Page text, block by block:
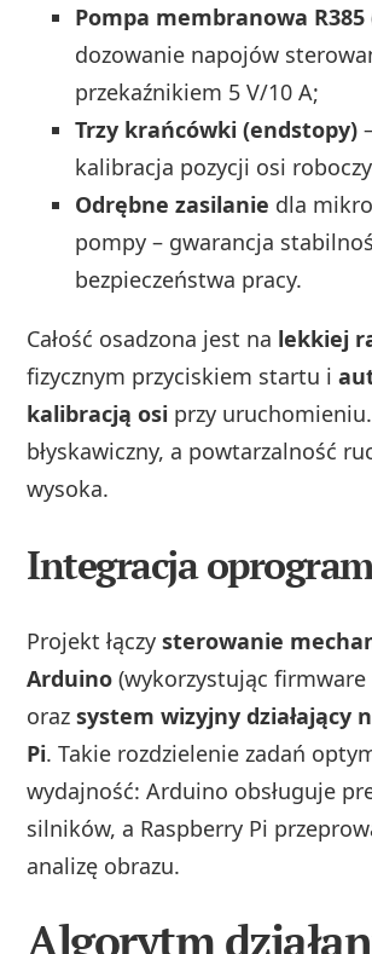
Pompa membranowa R385
dozowanie napojów
przekaźnikiem 5 V/10 A;
Trzy krańcówki (endstopy)
kalibracja pozycji osi
Odrębne zasilanie dla
pompy – gwarancja
bezpieczeństwa pracy.
Całość osadzona jest na lekkiej
fizycznym przyciskiem startu i
kalibracją osi przy
błyskawiczny, a powtarzalność
wysoka.
Integracja
Projekt łączysterowanie
Arduino (wykorzystując firmware
orazsystem wizyjny działający
Pi. Takie rozdzielenie zadań
wydajność: Arduino obsługuje
silników, a Raspberry Pi
analizę obrazu.
Algorytm